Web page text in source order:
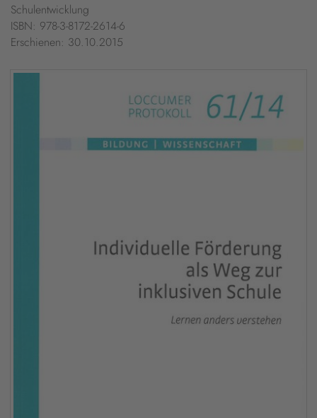
Schulentwicklung
ISBN: 978-3-8172-2614-6
Erschienen: 30.10.2015